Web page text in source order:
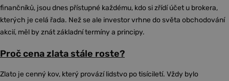
finančníků, jsou dnes přístupné každému, kdo si zřídí účet u brokera,
kterých je celá řada. Než se ale investor vrhne do světa obchodování
akcií, měl by znát základní termíny a principy.
Proč cena zlata stále roste?
Zlato je cenný kov, který provází lidstvo po tisíciletí. Vždy bylo